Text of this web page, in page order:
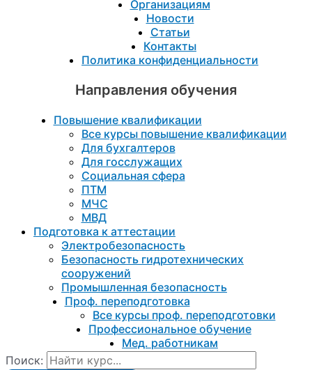
Организациям
Новости
Статьи
Контакты
Политика конфиденциальности
Направления обучения
Повышение квалификации
Все курсы повышение квалификации
Для бухгалтеров
Для госслужащих
Социальная сфера
ПТМ
МЧС
МВД
Подготовка к aттестации
Электробезопасность
Безопасность гидротехнических
сооружений
Промышленная безопасность
Проф. переподготовка
Все курсы проф. переподготовки
Профессиональное обучение
Мед. работникам
Поиск: